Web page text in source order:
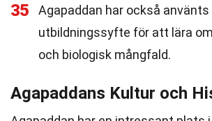
35
Agapaddan har också använts
utbildningssyfte för att lära
och biologisk mångfald.
Agapaddans Kultur och